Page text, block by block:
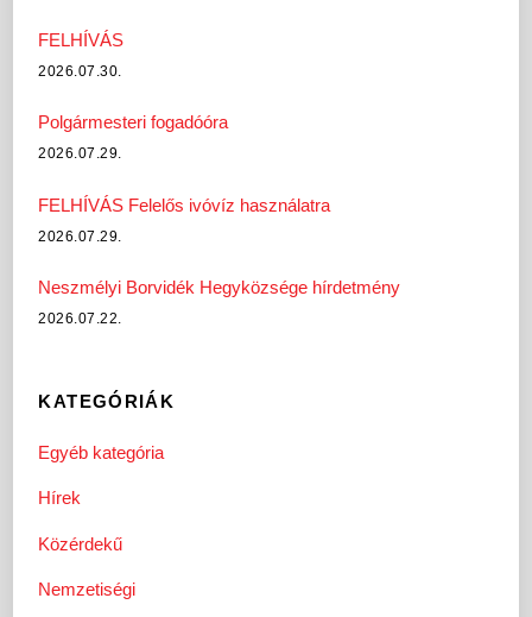
FELHÍVÁS
2026.07.30.
Polgármesteri fogadóóra
2026.07.29.
FELHÍVÁS Felelős ivóvíz használatra
2026.07.29.
Neszmélyi Borvidék Hegyközsége hírdetmény
2026.07.22.
KATEGÓRIÁK
Egyéb kategória
Hírek
Közérdekű
Nemzetiségi